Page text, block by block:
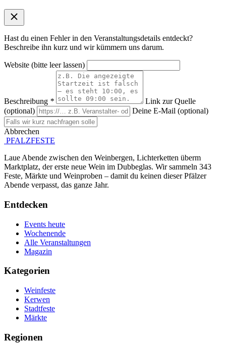
Hast du einen Fehler in den Veranstaltungsdetails entdeckt?
Beschreibe ihn kurz und wir kümmern uns darum.
Website (bitte leer lassen)
Beschreibung *
Link zur Quelle
(optional)
Deine E-Mail (optional)
Abbrechen
PFALZFESTE
Laue Abende zwischen den Weinbergen, Lichterketten überm
Marktplatz, der erste neue Wein im Dubbeglas. Wir sammeln 343
Feste, Märkte und Weinproben – damit du keinen dieser Pfälzer
Abende verpasst, das ganze Jahr.
Entdecken
Events heute
Wochenende
Alle Veranstaltungen
Magazin
Kategorien
Weinfeste
Kerwen
Stadtfeste
Märkte
Regionen